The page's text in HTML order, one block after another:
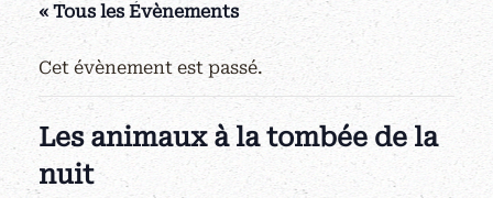
« Tous les Évènements
Cet évènement est passé.
Les animaux à la tombée de la
nuit